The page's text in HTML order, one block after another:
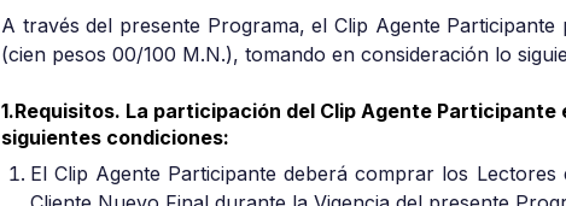
A través del presente Programa, el Clip Agente
(cien pesos 00/100 M.N.), tomando en consideración lo
1.Requisitos. La participación del Clip Agente
siguientes condiciones:
El Clip Agente Participante deberá comprar los